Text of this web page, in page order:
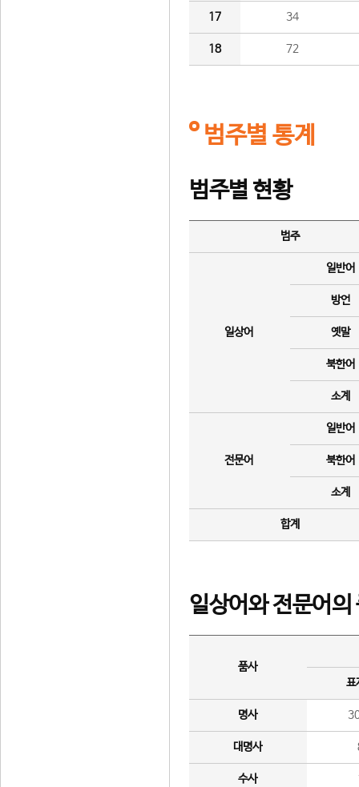
17 34
18 72
범주별 통계
범주별 현황
범주
일상어
일반어
방언
옛말
북한어
소계
전문어
일반어
북한어
소계
합계
일상어와 전문어의
품사
표
명사
대명사
수사